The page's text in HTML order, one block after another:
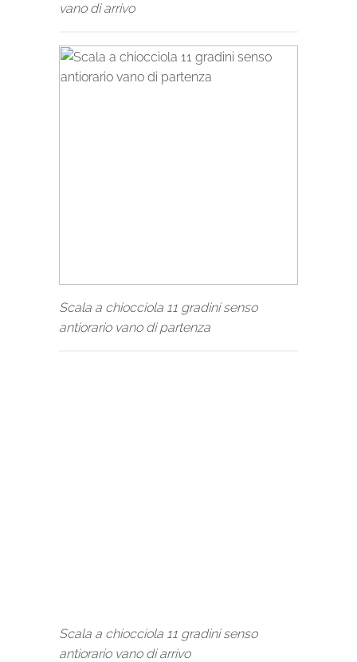
vano di arrivo
Scala a chiocciola 11 gradini senso
antiorario vano di partenza
Scala a chiocciola 11 gradini senso
antiorario vano di arrivo